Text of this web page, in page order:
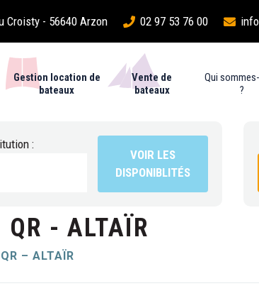
Croisty - 56640 Arzon 02 97 53 76 00
Gestion location de
bateaux
Vente de
bateaux
Qui
?
:
- ALTAÏR
– ALTAÏR